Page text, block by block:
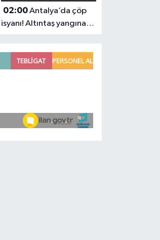
02:00Antalya’da çöp
isyanı! Altıntaş yangına
davetiye çıkarıyor